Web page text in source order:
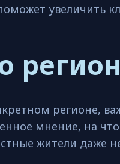
увеличить
регионе,
мнение, на
жители даже